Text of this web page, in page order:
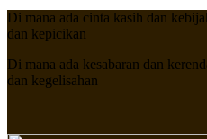
Di mana ada cinta kasih dan
dan kepicikan
Di mana ada kesabaran dan
dan kegelisahan